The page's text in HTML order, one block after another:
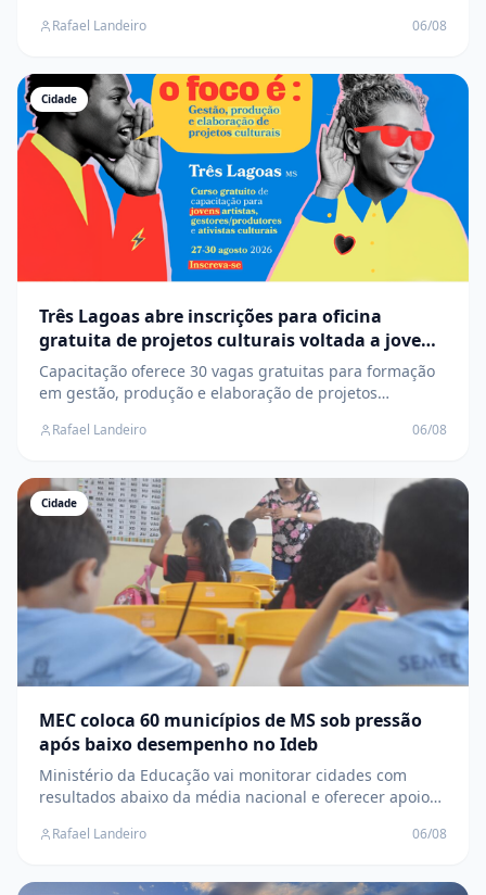
Rafael Landeiro 06/08
Cidade
Três Lagoas abre inscrições para oficina
gratuita de projetos culturais voltada a jovens
artistas
Capacitação oferece 30 vagas gratuitas para formação
em gestão, produção e elaboração de projetos
sub-representados
Rafael Landeiro 06/08
Cidade
MEC coloca 60 municípios de MS sob pressão
após baixo desempenho no Ideb
Ministério da Educação vai monitorar cidades com
resultados abaixo da média nacional e oferecer apoio
Rafael Landeiro 06/08